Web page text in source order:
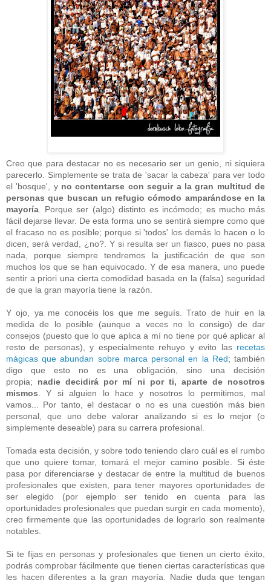
Creo que para destacar no es necesario ser un genio, ni siquiera
parecerlo. Simplemente se trata de 'sacar la cabeza' para ver todo
el 'bosque', y no contentarse con seguir a la gran multitud de
personas que buscan un refugio cómodo amparándose en la
mayoría . Porque ser (algo) distinto es incómodo; es mucho más
fácil dejarse llevar. De esta forma uno se sentirá siempre como que
el fracaso no es posible; porque si 'todos' los demás lo hacen o lo
dicen, será verdad, ¿no?. Y si resulta ser un fiasco, pues no pasa
nada, porque siempre tendremos la justificación de que son
muchos los que se han equivocado. Y de esa manera, uno puede
sentir a priori una cierta comodidad basada en la (falsa) seguridad
de que la gran mayoría tiene la razón.
Y ojo, ya me conocéis los que me seguís. Trato de huir en la
medida de lo posible (aunque a veces no lo consigo) de dar
consejos (puesto que lo que aplica a mí no tiene por qué aplicar al
resto de personas), y especialmente rehuyo y evito las recetas
mágicas que abundan sobre marca personal en la Red; también
digo que esto no es una obligación, sino una decisión
propia; nadie decidirá por mí ni por ti, aparte de nosotros
mismos . Y si alguien lo hace y nosotros lo permitimos, mal
vamos... Por tanto, el destacar o no es una cuestión más bien
personal, que uno debe valorar analizando si es lo mejor (o
simplemente deseable) para su carrera profesional.
Tomada esta decisión, y sobre todo teniendo claro cuál es el rumbo
que uno quiere tomar, tomará el mejor camino posible. Si éste
pasa por diferenciarse y destacar de entre la multitud de buenos
profesionales que existen, para tener mayores oportunidades de
ser elegido (por ejemplo ser tenido en cuenta para las
oportunidades profesionales que puedan surgir en cada momento),
creo firmemente que las oportunidades de lograrlo son realmente
notables.
Si te fijas en personas y profesionales que tienen un cierto éxito,
podrás comprobar fácilmente que tienen ciertas características que
les hacen diferentes a la gran mayoría. Nadie duda que tengan